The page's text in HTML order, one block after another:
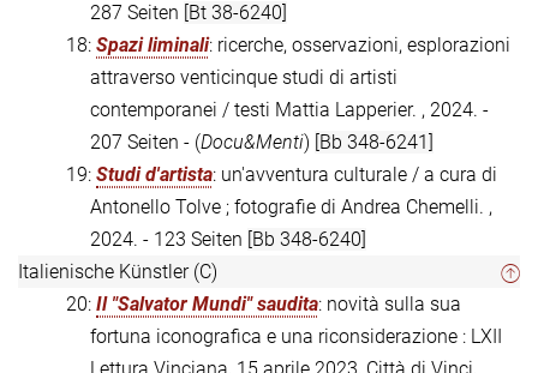
287 Seiten [Bt 38-6240]
18: Spazi liminali: ricerche, osservazioni, esplorazioni
attraverso venticinque studi di artisti
contemporanei / testi Mattia Lapperier. , 2024. -
207 Seiten - (Docu&Menti) [Bb 348-6241]
19: Studi d'artista: un'avventura culturale / a cura di
Antonello Tolve ; fotografie di Andrea Chemelli. ,
2024. - 123 Seiten [Bb 348-6240]
Italienische Künstler (C)
20: Il "Salvator Mundi" saudita: novità sulla sua
fortuna iconografica e una riconsiderazione : LXII